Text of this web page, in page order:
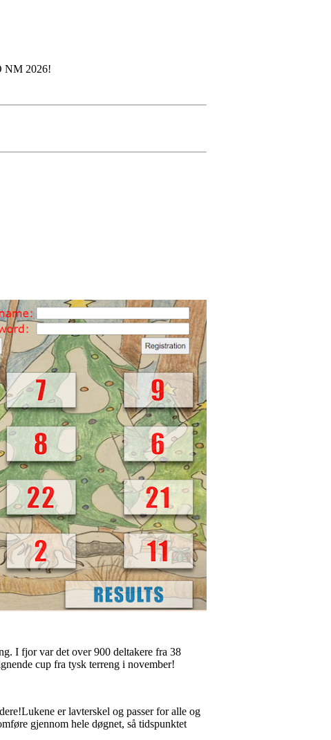
NM 2026!
I fjor var det over 900 deltakere fra 38
cup fra tysk terreng i november!
er lavterskel og passer for alle og
gjennom hele døgnet, så tidspunktet